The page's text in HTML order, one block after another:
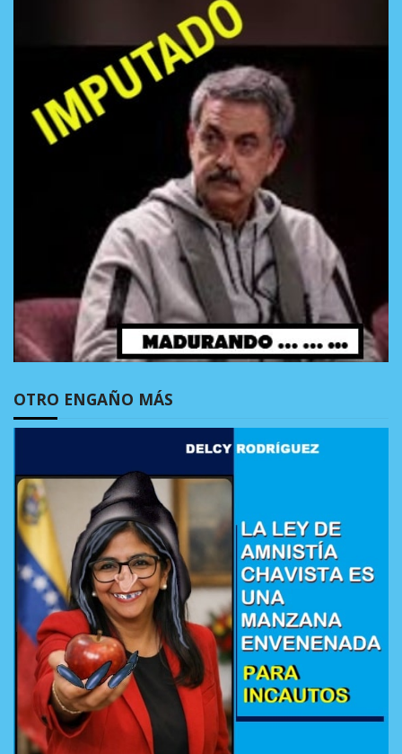
OTRO ENGAÑO MÁS